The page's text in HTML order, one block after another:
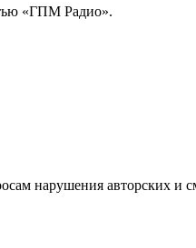
«ГПМ Радио».
нарушения авторских и